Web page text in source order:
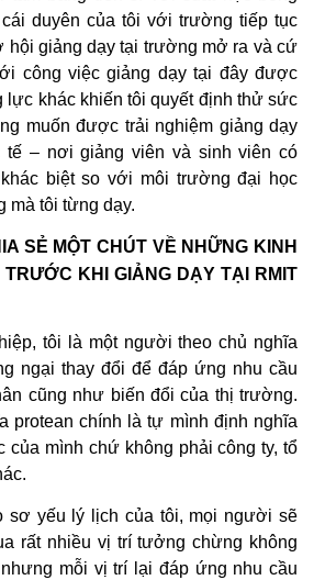
duyên của tôi với trường tiếp tục
hội giảng dạy tại trường mở ra và cứ
công việc giảng dạy tại đây được
lực khác khiến tôi quyết định thử sức
muốn được trải nghiệm giảng dạy
tế – nơi giảng viên và sinh viên có
biệt so với môi trường đại học
mà tôi từng dạy.
SẺ MỘT CHÚT VỀ NHỮNG KINH
TRƯỚC KHI GIẢNG DẠY TẠI RMIT
tôi là một người theo chủ nghĩa
ngại thay đổi để đáp ứng nhu cầu
cũng như biến đổi của thị trường.
protean chính là tự mình định nghĩa
của mình chứ không phải công ty, tổ
sơ yếu lý lịch của tôi, mọi người sẽ
rất nhiều vị trí tưởng chừng không
mỗi vị trí lại đáp ứng nhu cầu